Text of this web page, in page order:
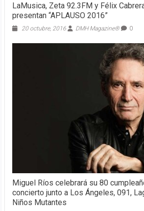
LaMusica, Zeta 92.3FM y Félix
presentan “APLAUSO 2016”
20 octubre, 2016 DMH Magazine® 0
Miguel Ríos celebrará su 80
concierto junto a Los Ángeles, 091,
Niños Mutantes